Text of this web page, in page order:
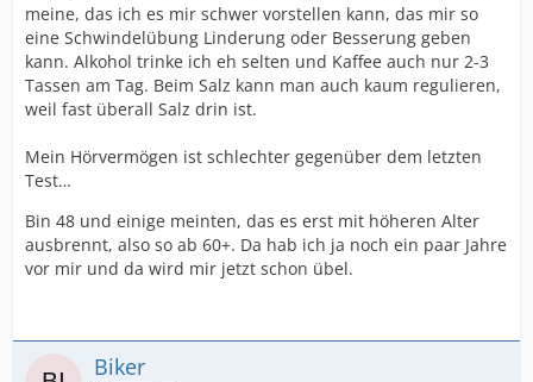
meine, das ich es mir schwer vorstellen kann, das mir so
eine Schwindelübung Linderung oder Besserung geben
kann. Alkohol trinke ich eh selten und Kaffee auch nur 2-3
Tassen am Tag. Beim Salz kann man auch kaum regulieren,
weil fast überall Salz drin ist.
Mein Hörvermögen ist schlechter gegenüber dem letzten
Test…
Bin 48 und einige meinten, das es erst mit höheren Alter
ausbrennt, also so ab 60+. Da hab ich ja noch ein paar Jahre
vor mir und da wird mir jetzt schon übel.
Biker